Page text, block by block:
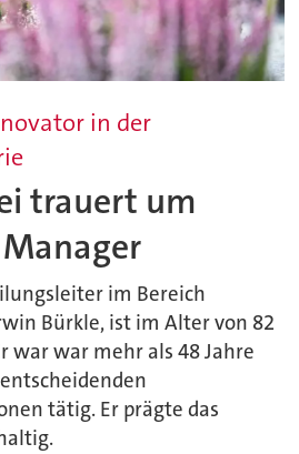
in der
trauert um
im Bereich
Bürkle, ist im Alter von 82
war war mehr als 48 Jahre
tätig. Er prägte das